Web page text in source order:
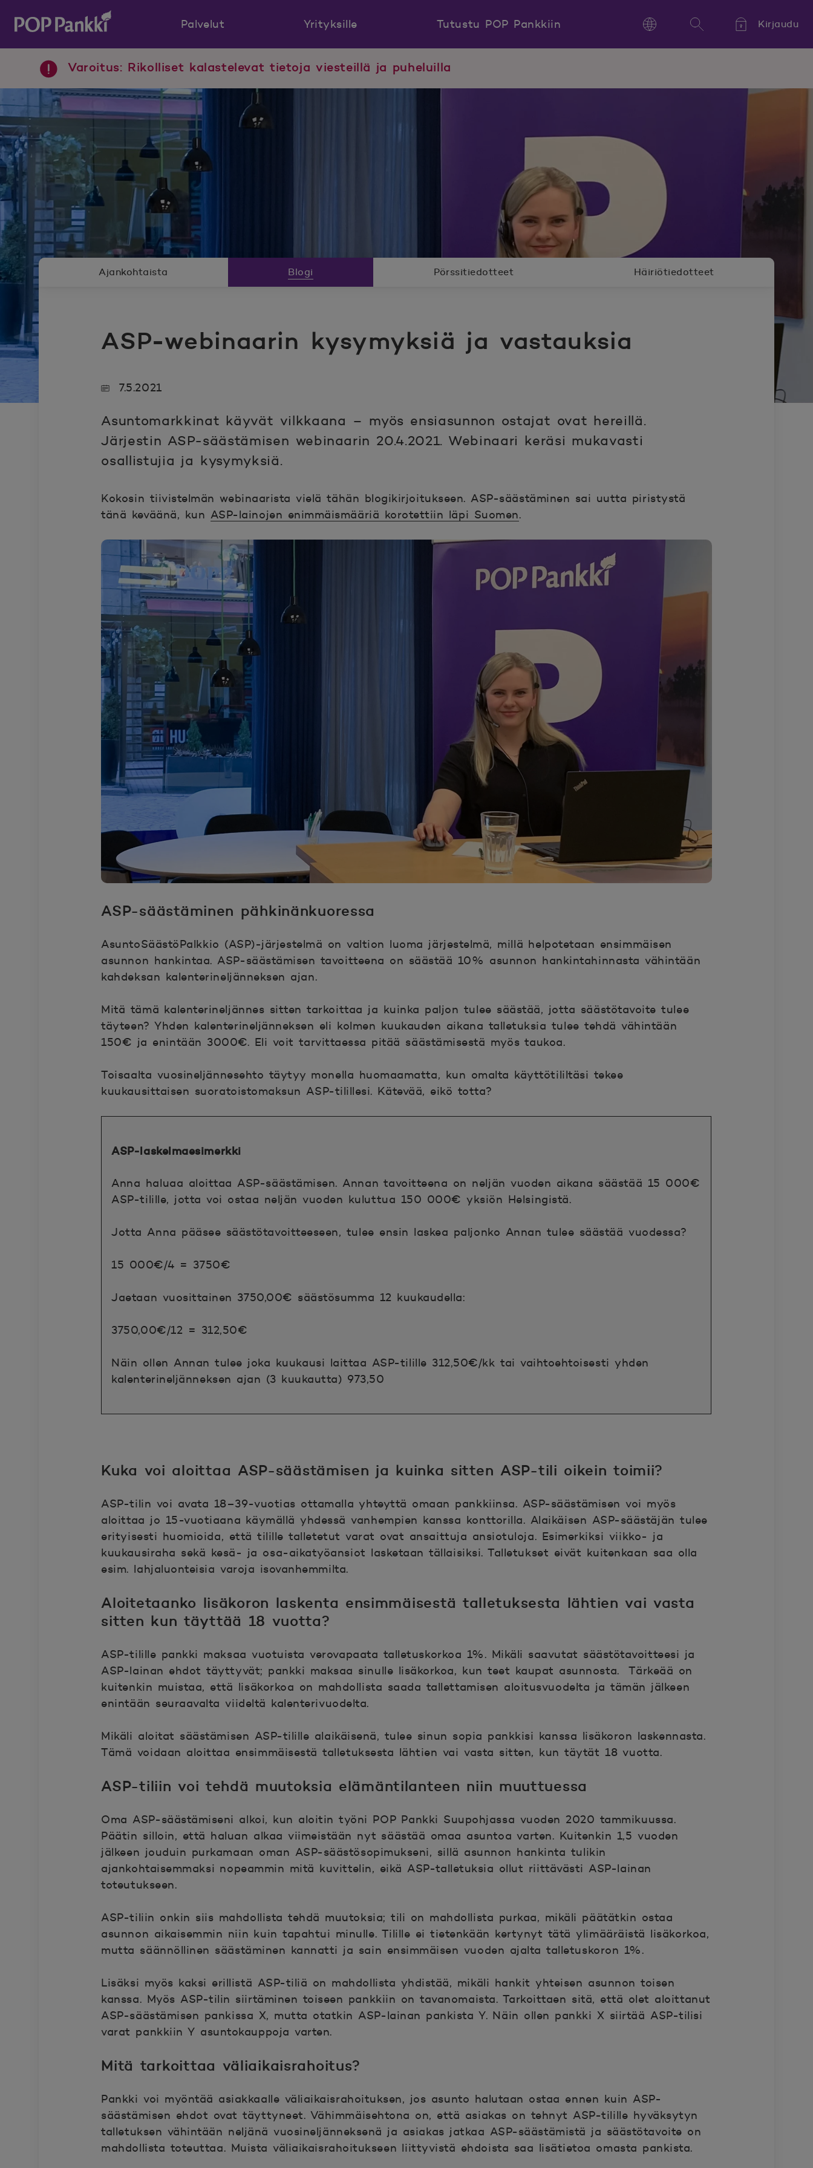
POP Pankki, etusivulle
Palvelut Yrityksille
Tutustu POP Pankkiin
Kieli,
Language Hae
Kirjaudu
Varoitus: Rikolliset kalastelevat tietoja viesteillä ja puheluilla
ASP-webinaarin kysymyksiä ja vastauksia
Ajankohtaista Blogi Pörssitiedotteet Häiriötiedotteet
7.5.2021
Asuntomarkkinat käyvät vilkkaana – myös ensiasunnon ostajat ovat hereillä.
Järjestin ASP-säästämisen webinaarin 20.4.2021. Webinaari keräsi mukavasti
osallistujia ja kysymyksiä.
Kokosin tiivistelmän webinaarista vielä tähän blogikirjoitukseen. ASP-säästäminen sai uutta piristystä
tänä keväänä, kun ASP-lainojen enimmäismääriä korotettiin läpi Suomen.
ASP-säästäminen pähkinänkuoressa
AsuntoSäästöPalkkio (ASP)-järjestelmä on valtion luoma järjestelmä, millä helpotetaan ensimmäisen
asunnon hankintaa. ASP-säästämisen tavoitteena on säästää 10% asunnon hankintahinnasta vähintään
kahdeksan kalenterineljänneksen ajan.
Mitä tämä kalenterineljännes sitten tarkoittaa ja kuinka paljon tulee säästää, jotta säästötavoite tulee
täyteen? Yhden kalenterineljänneksen eli kolmen kuukauden aikana talletuksia tulee tehdä vähintään
150€ ja enintään 3000€. Eli voit tarvittaessa pitää säästämisestä myös taukoa.
Toisaalta vuosineljännesehto täytyy monella huomaamatta, kun omalta käyttötililtäsi tekee
kuukausittaisen suoratoistomaksun ASP-tilillesi. Kätevää, eikö totta?
ASP-laskelmaesimerkki
Anna haluaa aloittaa ASP-säästämisen. Annan tavoitteena on neljän vuoden aikana säästää 15 000€
ASP-tilille, jotta voi ostaa neljän vuoden kuluttua 150 000€ yksiön Helsingistä.
Jotta Anna pääsee säästötavoitteeseen, tulee ensin laskea paljonko Annan tulee säästää vuodessa?
15 000€/4 = 3750€
Jaetaan vuosittainen 3750,00€ säästösumma 12 kuukaudella:
3750,00€/12 = 312,50€
Näin ollen Annan tulee joka kuukausi laittaa ASP-tilille 312,50€/kk tai vaihtoehtoisesti yhden
kalenterineljänneksen ajan (3 kuukautta) 973,50
Kuka voi aloittaa ASP-säästämisen ja kuinka sitten ASP-tili oikein toimii?
ASP-tilin voi avata 18–39-vuotias ottamalla yhteyttä omaan pankkiinsa. ASP-säästämisen voi myös
aloittaa jo 15-vuotiaana käymällä yhdessä vanhempien kanssa konttorilla. Alaikäisen ASP-säästäjän tulee
erityisesti huomioida, että tilille talletetut varat ovat ansaittuja ansiotuloja. Esimerkiksi viikko- ja
kuukausiraha sekä kesä- ja osa-aikatyöansiot lasketaan tällaisiksi. Talletukset eivät kuitenkaan saa olla
esim. lahjaluonteisia varoja isovanhemmilta.
Aloitetaanko lisäkoron laskenta ensimmäisestä talletuksesta lähtien vai vasta
sitten kun täyttää 18 vuotta?
ASP-tilille pankki maksaa vuotuista verovapaata talletuskorkoa 1%. Mikäli saavutat säästötavoitteesi ja
ASP-lainan ehdot täyttyvät; pankki maksaa sinulle lisäkorkoa, kun teet kaupat asunnosta. Tärkeää on
kuitenkin muistaa, että lisäkorkoa on mahdollista saada tallettamisen aloitusvuodelta ja tämän jälkeen
enintään seuraavalta viideltä kalenterivuodelta.
Mikäli aloitat säästämisen ASP-tilille alaikäisenä, tulee sinun sopia pankkisi kanssa lisäkoron laskennasta.
Tämä voidaan aloittaa ensimmäisestä talletuksesta lähtien vai vasta sitten, kun täytät 18 vuotta.
ASP-tiliin voi tehdä muutoksia elämäntilanteen niin muuttuessa
Oma ASP-säästämiseni alkoi, kun aloitin työni POP Pankki Suupohjassa vuoden 2020 tammikuussa.
Päätin silloin, että haluan alkaa viimeistään nyt säästää omaa asuntoa varten. Kuitenkin 1,5 vuoden
jälkeen jouduin purkamaan oman ASP-säästösopimukseni, sillä asunnon hankinta tulikin
ajankohtaisemmaksi nopeammin mitä kuvittelin, eikä ASP-talletuksia ollut riittävästi ASP-lainan
toteutukseen.
ASP-tiliin onkin siis mahdollista tehdä muutoksia; tili on mahdollista purkaa, mikäli päätätkin ostaa
asunnon aikaisemmin niin kuin tapahtui minulle. Tilille ei tietenkään kertynyt tätä ylimääräistä lisäkorkoa,
mutta säännöllinen säästäminen kannatti ja sain ensimmäisen vuoden ajalta talletuskoron 1%.
Lisäksi myös kaksi erillistä ASP-tiliä on mahdollista yhdistää, mikäli hankit yhteisen asunnon toisen
kanssa. Myös ASP-tilin siirtäminen toiseen pankkiin on tavanomaista. Tarkoittaen sitä, että olet aloittanut
ASP-säästämisen pankissa X, mutta otatkin ASP-lainan pankista Y. Näin ollen pankki X siirtää ASP-tilisi
varat pankkiin Y asuntokauppoja varten.
Mitä tarkoittaa väliaikaisrahoitus?
Pankki voi myöntää asiakkaalle väliaikaisrahoituksen, jos asunto halutaan ostaa ennen kuin ASP-
säästämisen ehdot ovat täyttyneet. Vähimmäisehtona on, että asiakas on tehnyt ASP-tilille hyväksytyn
talletuksen vähintään neljänä vuosineljänneksenä ja asiakas jatkaa ASP-säästämistä ja säästötavoite on
mahdollista toteuttaa. Muista väliaikaisrahoitukseen liittyvistä ehdoista saa lisätietoa omasta pankista.